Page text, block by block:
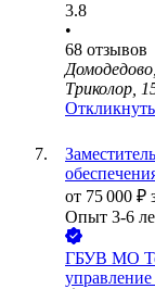
3.8
•
68 отзывов
Триколор,
от 75 000 ₽
Опыт 3-6
ГБУВ МО